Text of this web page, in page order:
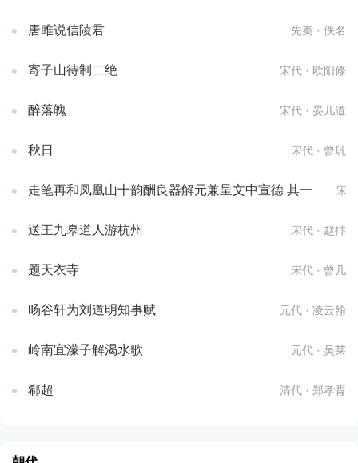
唐雎说信陵君 先秦 · 佚名
寄子山待制二绝 宋代 · 欧阳修
醉落魄 宋代 · 晏几道
秋日 宋代 · 曾巩
走笔再和凤凰山十韵酬良器解元兼呈文中宣德 其一 宋
送王九皋道人游杭州 宋代 · 赵抃
题天衣寺 宋代 · 曾几
旸谷轩为刘道明知事赋 元代 · 凌云翰
岭南宜濛子解渴水歌 元代 · 吴莱
郗超 清代 · 郑孝胥